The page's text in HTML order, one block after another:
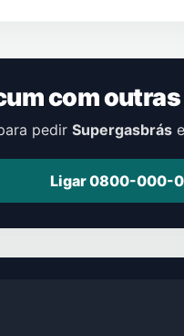
com
pedir Supergasbrás
Ligar 0800-000-